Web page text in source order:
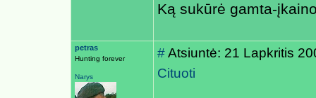
Ką sukūrė gamta-
petras
Hunting forever
Narys
#Atsiuntė: 21 Lapkritis
Cituoti